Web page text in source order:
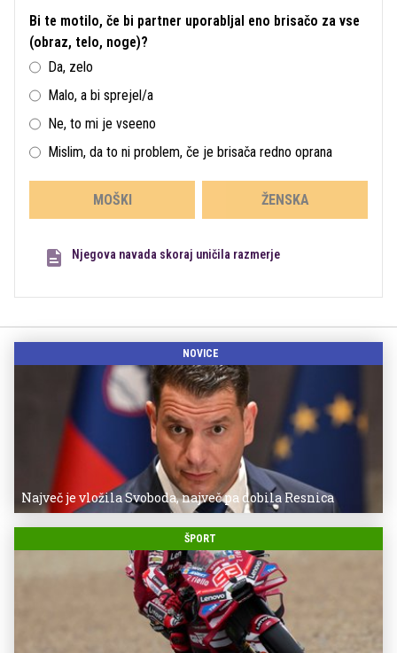
Bi te motilo, če bi partner uporabljal eno brisačo za vse
(obraz, telo, noge)?
Da, zelo
Malo, a bi sprejel/a
Ne, to mi je vseeno
Mislim, da to ni problem, če je brisača redno oprana
MOŠKI ŽENSKA
Njegova navada skoraj uničila razmerje
NOVICE
Največ je vložila Svoboda, največ pa dobila Resnica
ŠPORT